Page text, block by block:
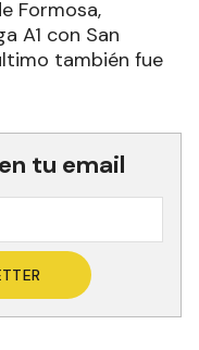
Formosa,
A1 con San
también fue
tu email